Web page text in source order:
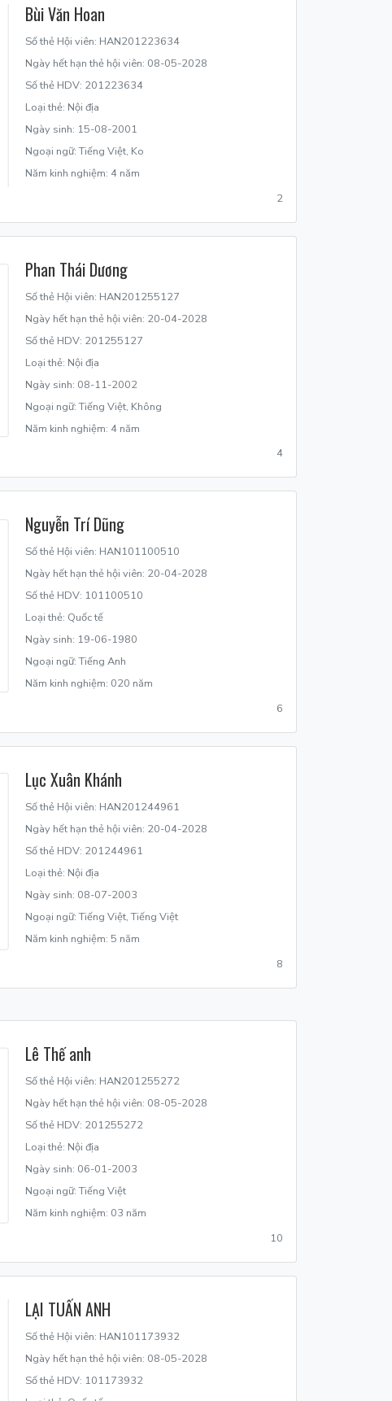
Bùi Văn Hoan
Số thẻ Hội viên: HAN201223634
Ngày hết hạn thẻ hội viên: 08-05-2028
Số thẻ HDV: 201223634
Loại thẻ: Nội địa
Ngày sinh: 15-08-2001
Ngoại ngữ: Tiếng Việt, Ko
Năm kinh nghiệm: 4 năm
2
Phan Thái Dương
Số thẻ Hội viên: HAN201255127
Ngày hết hạn thẻ hội viên: 20-04-2028
Số thẻ HDV: 201255127
Loại thẻ: Nội địa
Ngày sinh: 08-11-2002
Ngoại ngữ: Tiếng Việt, Không
Năm kinh nghiệm: 4 năm
4
Nguyễn Trí Dũng
Số thẻ Hội viên: HAN101100510
Ngày hết hạn thẻ hội viên: 20-04-2028
Số thẻ HDV: 101100510
Loại thẻ: Quốc tế
Ngày sinh: 19-06-1980
Ngoại ngữ: Tiếng Anh
Năm kinh nghiệm: 020 năm
6
Lục Xuân Khánh
Số thẻ Hội viên: HAN201244961
Ngày hết hạn thẻ hội viên: 20-04-2028
Số thẻ HDV: 201244961
Loại thẻ: Nội địa
Ngày sinh: 08-07-2003
Ngoại ngữ: Tiếng Việt, Tiếng Việt
Năm kinh nghiệm: 5 năm
8
Lê Thế anh
Số thẻ Hội viên: HAN201255272
Ngày hết hạn thẻ hội viên: 08-05-2028
Số thẻ HDV: 201255272
Loại thẻ: Nội địa
Ngày sinh: 06-01-2003
Ngoại ngữ: Tiếng Việt
Năm kinh nghiệm: 03 năm
10
LẠI TUẤN ANH
Số thẻ Hội viên: HAN101173932
Ngày hết hạn thẻ hội viên: 08-05-2028
Số thẻ HDV: 101173932